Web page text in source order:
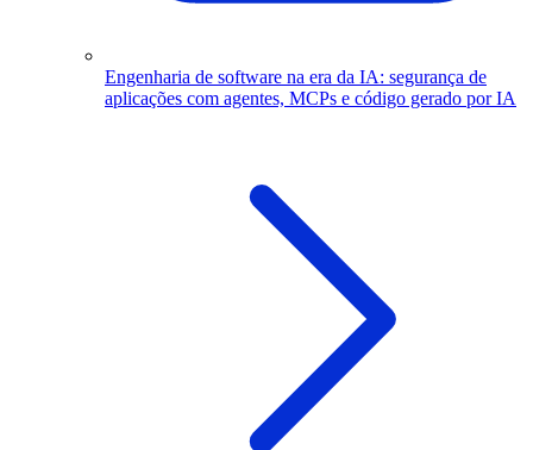
Engenharia de software na era da IA: segurança de
aplicações com agentes, MCPs e código gerado por IA